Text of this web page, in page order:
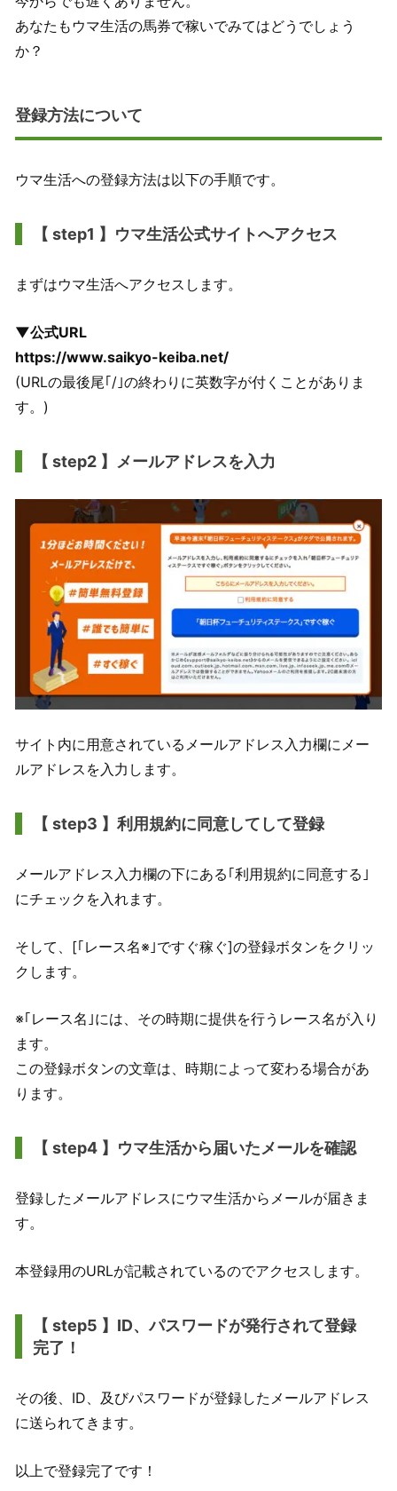
あなたもウマ生活の馬券で稼いでみてはどうでしょう
か？
登録方法について
ウマ生活への登録方法は以下の手順です。
【 step1 】ウマ生活公式サイトへアクセス
まずはウマ生活へアクセスします。
▼公式URL
https://www.saikyo-keiba.net/
(URLの最後尾｢/｣の終わりに英数字が付くことがありま
す。)
【 step2 】メールアドレスを入力
サイト内に用意されているメールアドレス入力欄にメー
ルアドレスを入力します。
【 step3 】利用規約に同意してして登録
メールアドレス入力欄の下にある｢利用規約に同意する｣
にチェックを入れます。
そして、[｢レース名※｣ですぐ稼ぐ]の登録ボタンをクリッ
クします。
※｢レース名｣には、その時期に提供を行うレース名が入り
ます。
この登録ボタンの文章は、時期によって変わる場合があ
ります。
【 step4 】ウマ生活から届いたメールを確認
登録したメールアドレスにウマ生活からメールが届きま
す。
本登録用のURLが記載されているのでアクセスします。
【 step5 】ID、パスワードが発行されて登録
完了！
その後、ID、及びパスワードが登録したメールアドレス
に送られてきます。
以上で登録完了です！